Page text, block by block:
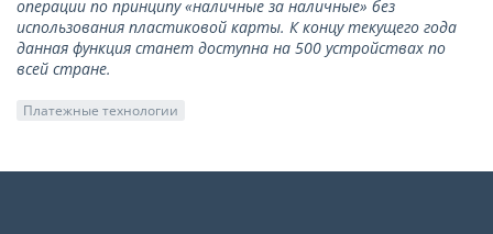
операции по принципу «наличные за наличные» без
использования пластиковой карты. К концу текущего года
данная функция станет доступна на 500 устройствах по
всей стране.
Платежные технологии